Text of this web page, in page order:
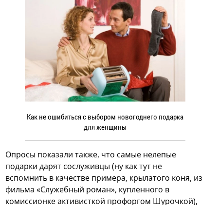
Как не ошибиться с выбором новогоднего подарка
для женщины
Опросы показали также, что самые нелепые
подарки дарят сослуживцы (ну как тут не
вспомнить в качестве примера, крылатого коня, из
фильма «Служебный роман», купленного в
комиссионке активисткой профоргом Шурочкой),